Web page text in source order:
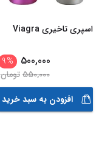
اسپری تاخیری Viagra
500,000
%
9
550,000تومان
افزودن به سبد خرید